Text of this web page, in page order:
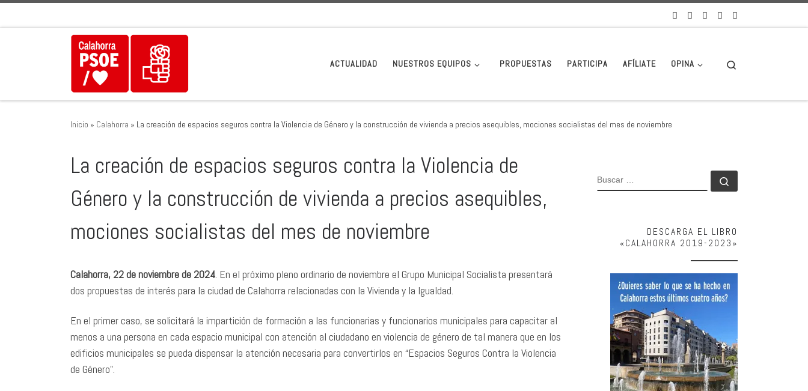
ACTUALIDAD NUESTROS EQUIPOS PROPUESTAS PARTICIPA AFÍLIATE OPINA
Inicio » Calahorra » La creación de espacios seguros contra la Violencia de Género y la construcción de vivienda a precios asequibles, mociones socialistas del mes de noviembre
La creación de espacios seguros contra la Violencia de
Género y la construcción de vivienda a precios asequibles,
mociones socialistas del mes de noviembre
Calahorra, 22 de noviembre de 2024. En el próximo pleno ordinario de noviembre el Grupo Municipal Socialista presentará
dos propuestas de interés para la ciudad de Calahorra relacionadas con la Vivienda y la Igualdad.
En el primer caso, se solicitará la impartición de formación a las funcionarias y funcionarios municipales para capacitar al
menos a una persona en cada espacio municipal con atención al ciudadano en violencia de género de tal manera que en los
edificios municipales se pueda dispensar la atención necesaria para convertirlos en “Espacios Seguros Contra la Violencia
de Género”.
BUSCAR
DESCARGA EL LIBRO
«CALAHORRA 2019-2023»